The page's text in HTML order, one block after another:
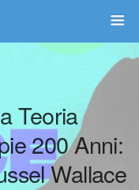
Teoria
200 Anni:
Wallace